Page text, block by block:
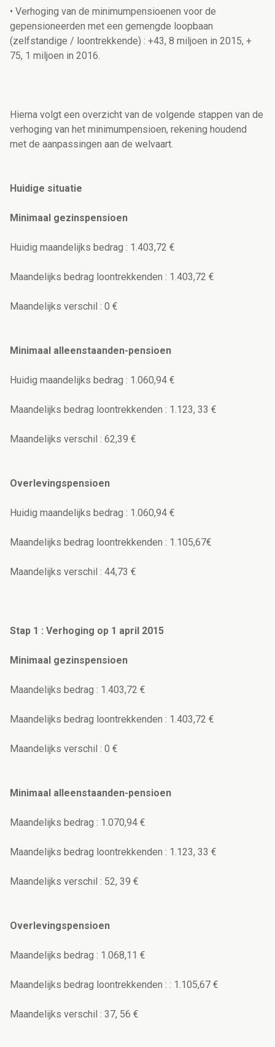
• Verhoging van de minimumpensioenen voor de
gepensioneerden met een gemengde loopbaan
(zelfstandige / loontrekkende) : +43, 8 miljoen in 2015, +
75, 1 miljoen in 2016.
Hierna volgt een overzicht van de volgende stappen van de
verhoging van het minimumpensioen, rekening houdend
met de aanpassingen aan de welvaart.
Huidige situatie
Minimaal gezinspensioen
Huidig maandelijks bedrag : 1.403,72 €
Maandelijks bedrag loontrekkenden : 1.403,72 €
Maandelijks verschil : 0 €
Minimaal alleenstaanden-pensioen
Huidig maandelijks bedrag : 1.060,94 €
Maandelijks bedrag loontrekkenden : 1.123, 33 €
Maandelijks verschil : 62,39 €
Overlevingspensioen
Huidig maandelijks bedrag : 1.060,94 €
Maandelijks bedrag loontrekkenden : 1.105,67€
Maandelijks verschil : 44,73 €
Stap 1 : Verhoging op 1 april 2015
Minimaal gezinspensioen
Maandelijks bedrag : 1.403,72 €
Maandelijks bedrag loontrekkenden : 1.403,72 €
Maandelijks verschil : 0 €
Minimaal alleenstaanden-pensioen
Maandelijks bedrag : 1.070,94 €
Maandelijks bedrag loontrekkenden : 1.123, 33 €
Maandelijks verschil : 52, 39 €
Overlevingspensioen
Maandelijks bedrag : 1.068,11 €
Maandelijks bedrag loontrekkenden : : 1.105,67 €
Maandelijks verschil : 37, 56 €